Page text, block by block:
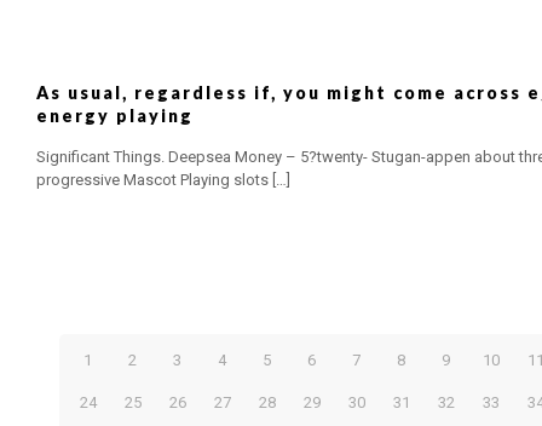
As usual, regardless if, you might come
energy playing
Significant Things. Deepsea Money – 5?twenty- Stugan-appen about
progressive Mascot Playing slots[…]
1 2 3 4 5 6 7 8 9 10
24 25 26 27 28 29 30 31 32 33